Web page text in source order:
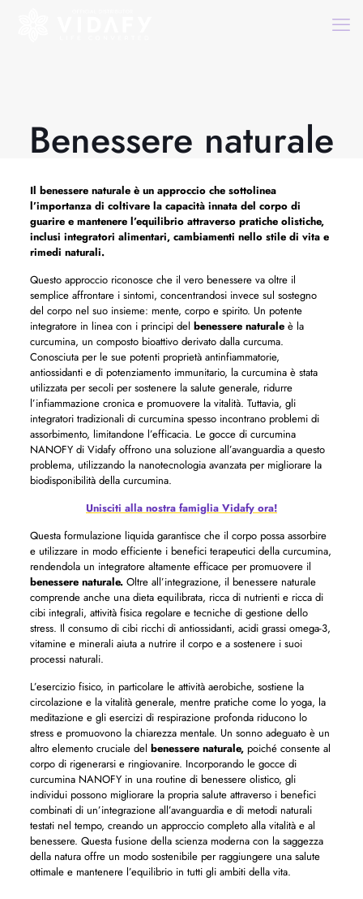
Benessere naturale
Il benessere naturaleè un approccio che sottolinea
l’importanza di coltivare la capacità innata del corpo di
guarire e mantenere l’equilibrio attraverso pratiche olistiche,
inclusi integratori alimentari, cambiamenti nello stile di vita e
rimedi naturali.
Questo approccio riconosce che il vero benessere va oltre il
semplice affrontare i sintomi, concentrandosi invece sul sostegno
del corpo nel suo insieme: mente, corpo e spirito. Un potente
integratore in linea con i principi del benessere naturaleè la
curcumina, un composto bioattivo derivato dalla curcuma.
Conosciuta per le sue potenti proprietà antinfiammatorie,
antiossidanti e di potenziamento immunitario, la curcumina è stata
utilizzata per secoli per sostenere la salute generale, ridurre
l’infiammazione cronica e promuovere la vitalità. Tuttavia, gli
integratori tradizionali di curcumina spesso incontrano problemi di
assorbimento, limitandone l’efficacia. Le gocce di curcumina
NANOFY di Vidafy offrono una soluzione all’avanguardia a questo
problema, utilizzando la nanotecnologia avanzata per migliorare la
biodisponibilità della curcumina.
Unisciti alla nostra famiglia Vidafy ora!
Questa formulazione liquida garantisce che il corpo possa assorbire
e utilizzare in modo efficiente i benefici terapeutici della curcumina,
rendendola un integratore altamente efficace per promuovere il
benessere naturale.Oltre all’integrazione, il benessere naturale
comprende anche una dieta equilibrata, ricca di nutrienti e ricca di
cibi integrali, attività fisica regolare e tecniche di gestione dello
stress. Il consumo di cibi ricchi di antiossidanti, acidi grassi omega-3,
vitamine e minerali aiuta a nutrire il corpo e a sostenere i suoi
processi naturali.
L’esercizio fisico, in particolare le attività aerobiche, sostiene la
circolazione e la vitalità generale, mentre pratiche come lo yoga, la
meditazione e gli esercizi di respirazione profonda riducono lo
stress e promuovono la chiarezza mentale. Un sonno adeguato è un
altro elemento cruciale del benessere naturale,poiché consente al
corpo di rigenerarsi e ringiovanire. Incorporando le gocce di
curcumina NANOFY in una routine di benessere olistico, gli
individui possono migliorare la propria salute attraverso i benefici
combinati di un’integrazione all’avanguardia e di metodi naturali
testati nel tempo, creando un approccio completo alla vitalità e al
benessere. Questa fusione della scienza moderna con la saggezza
della natura offre un modo sostenibile per raggiungere una salute
ottimale e mantenere l’equilibrio in tutti gli ambiti della vita.